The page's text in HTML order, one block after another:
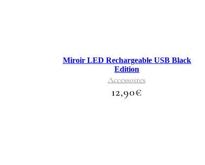
Miroir LED Rechargeable USB Black
Edition
Accessoires
12,90€